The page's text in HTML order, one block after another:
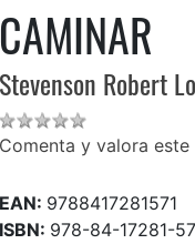
CAMINAR
Stevenson Robert
Comenta y valora este
EAN: 9788417281571
ISBN: 978-84-17281-